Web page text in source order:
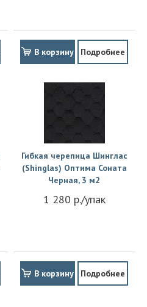
В корзину Подробнее
Гибкая черепица Шинглас
(Shinglas) Оптима Соната
Черная, 3 м2
1 280 р./упак
В корзину Подробнее